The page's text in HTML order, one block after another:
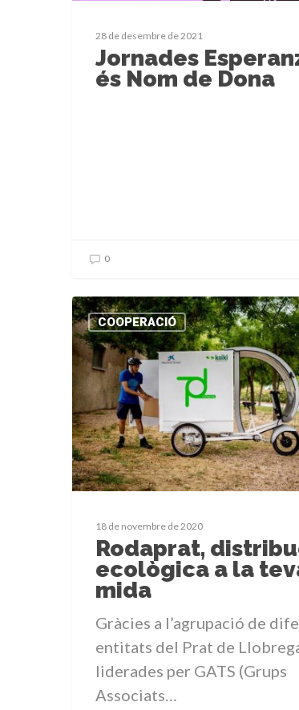
28 de desembre de 2021
Jornades
és Nom de Dona
0
COOPERACIÓ
18 de novembre de 2020
Rodaprat,
ecològica a la
mida
Gràcies a l’agrupació de
entitats del Prat de
liderades per GATS (Grups
Associats…